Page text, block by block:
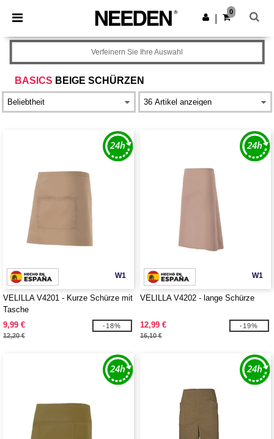
× Needen App
Bessere Preise in der App!
App holen
0
BASICS BEIGE SCHÜRZEN
Verfeinern Sie Ihre Auswahl
W1
VELILLA V4201 - Kurze Schürze mit
Tasche
9,99 €
12,20 €
-18%
W1
VELILLA V4202 - lange Schürze
12,99 €
16,10 €
-19%